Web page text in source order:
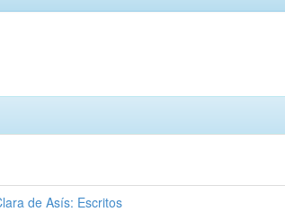
de Asís: Escritos